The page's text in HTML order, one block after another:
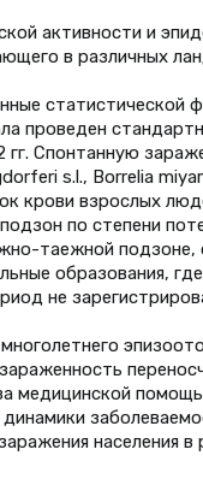
активности и
в различных
статистической
проведен
гг. Спонтанную
s.l., Borrelia
крови взрослых
по степени
таежной
образования,
не
медицинской
населения